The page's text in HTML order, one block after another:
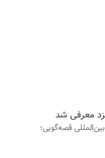
معرفی شد
قصه‌گویی؛